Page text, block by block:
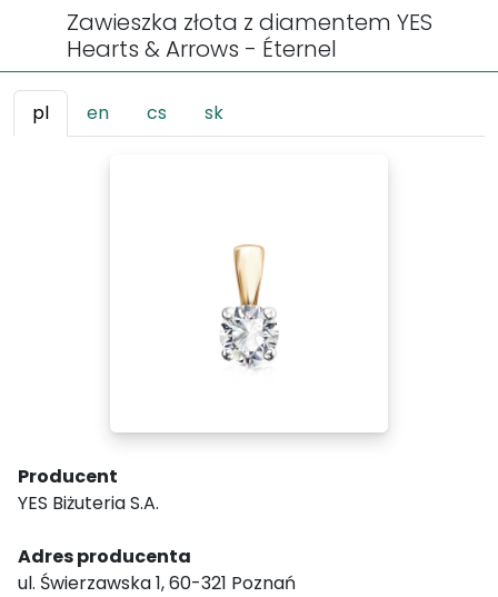
Zawieszka złota z diamentem YES
Hearts & Arrows - Éternel
pl en cs sk
Producent
YES Biżuteria S.A.
Adres producenta
ul. Świerzawska 1, 60-321 Poznań